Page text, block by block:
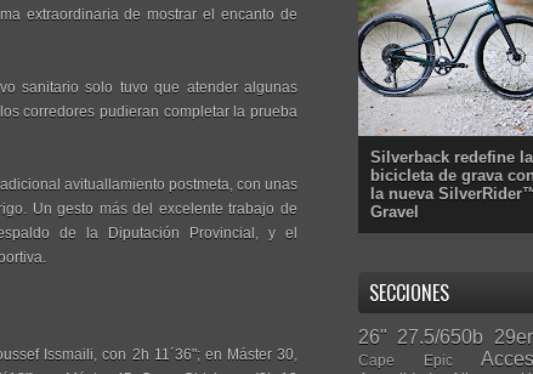
extraordinaria de mostrar el encanto de
sanitario solo tuvo que atender algunas
corredores pudieran completar la prueba
avituallamiento postmeta, con unas
Un gesto más del excelente trabajo de
de la Diputación Provincial, y el
Issmaili, con 2h 11´36"; en Máster 30,
Silverback redefine la
bicicleta de grava
la nueva
Gravel
SECCIONES
26" 27.5/650b 29er
Cape Epic